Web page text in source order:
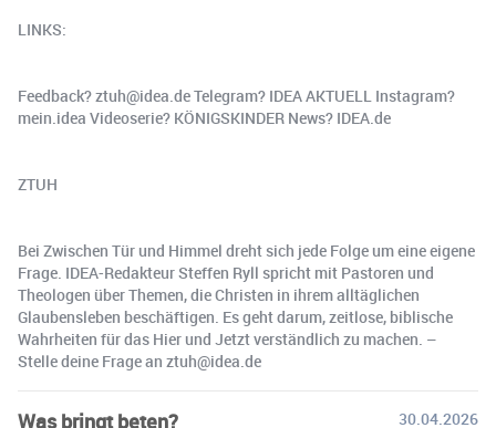
LINKS:
Feedback? ztuh@idea.de Telegram? IDEA AKTUELL Instagram?
mein.idea Videoserie? KÖNIGSKINDER News? IDEA.de
ZTUH
Bei Zwischen Tür und Himmel dreht sich jede Folge um eine eigene
Frage. IDEA-Redakteur Steffen Ryll spricht mit Pastoren und
Theologen über Themen, die Christen in ihrem alltäglichen
Glaubensleben beschäftigen. Es geht darum, zeitlose, biblische
Wahrheiten für das Hier und Jetzt verständlich zu machen. –
Stelle deine Frage an ztuh@idea.de
Was bringt beten?
30.04.2026